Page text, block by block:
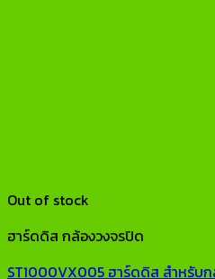
Out of stock
ฮาร์ดดิส กล้องวงจรปิด
ST1000VX005 ฮาร์ดดิส สำหรับ